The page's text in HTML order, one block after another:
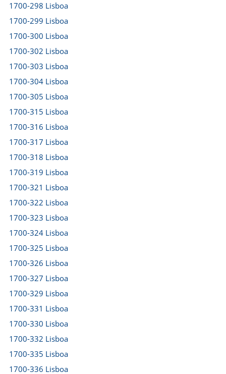
1700-298 Lisboa
1700-299 Lisboa
1700-300 Lisboa
1700-302 Lisboa
1700-303 Lisboa
1700-304 Lisboa
1700-305 Lisboa
1700-315 Lisboa
1700-316 Lisboa
1700-317 Lisboa
1700-318 Lisboa
1700-319 Lisboa
1700-321 Lisboa
1700-322 Lisboa
1700-323 Lisboa
1700-324 Lisboa
1700-325 Lisboa
1700-326 Lisboa
1700-327 Lisboa
1700-329 Lisboa
1700-331 Lisboa
1700-330 Lisboa
1700-332 Lisboa
1700-335 Lisboa
1700-336 Lisboa